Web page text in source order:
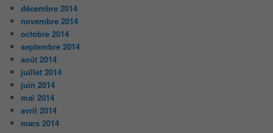
décembre 2014
novembre 2014
octobre 2014
septembre 2014
août 2014
juillet 2014
juin 2014
mai 2014
avril 2014
mars 2014